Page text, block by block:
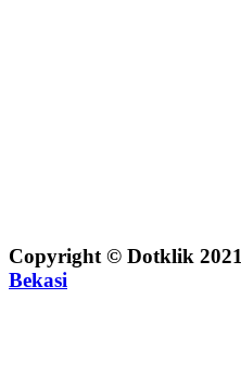
Copyright © Dotklik 2021
Bekasi